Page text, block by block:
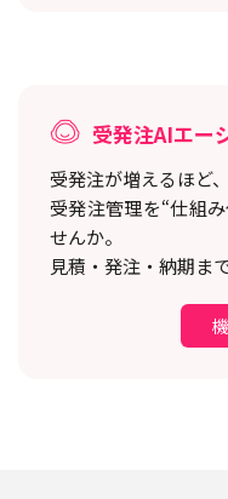
受発注AIエー
受発注が増えるほど
受発注管理を“仕組
せんか。
見積・発注・納期ま